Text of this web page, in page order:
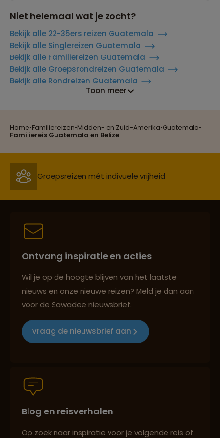
Home•Familiereizen•Midden- en Zuid-Amerika•Guatemala•
Familiereis Guatemala en Belize
Niet helemaal wat je zocht?
Bekijk alle 22-35ers reizen Guatemala
Bekijk alle Singlereizen Guatemala
Bekijk alle Familiereizen Guatemala
Bekijk alle Groepsrondreizen Guatemala
Bekijk alle Rondreizen Guatemala
Toon meer
Reizen met oog voor mens, cultuur en milieu
Groepsreizen mét indivuele vrijheid
Persoonlijk en deskundig reisadvies
Reizen met oog voor mens, cultuur en milieu
Persoonlijk en deskundig reisadvies
Ontvang inspiratie en acties
Wil je op de hoogte blijven van het laatste
nieuws en onze nieuwe reizen? Meld je dan aan
voor de Sawadee nieuwsbrief.
Vraag de nieuwsbrief aan
Blog en reisverhalen
Op zoek naar inspiratie voor je volgende reis of